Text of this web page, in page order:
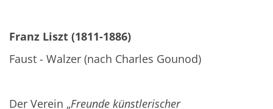
Franz Liszt (1811-1886)
Faust - Walzer (nach Charles Gounod)
Der Verein „Freunde künstlerischer